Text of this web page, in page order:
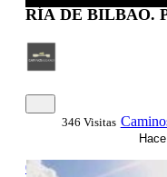
RÍA DE BILBAO.
346 Visitas
00:01:15